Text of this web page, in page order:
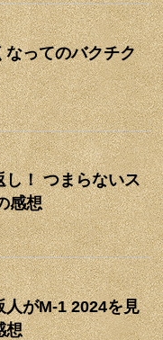
なってのバクチク
し！ つまらないス
感想
人がM-1 2024を見
想